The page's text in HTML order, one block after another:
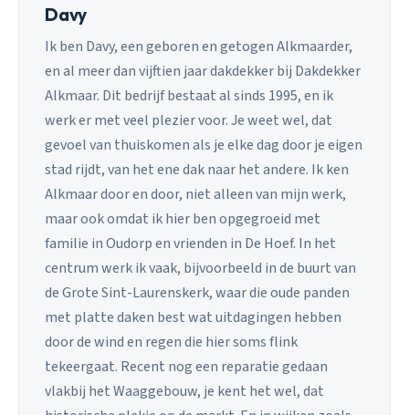
Davy
Ik ben Davy, een geboren en getogen Alkmaarder,
en al meer dan vijftien jaar dakdekker bij Dakdekker
Alkmaar. Dit bedrijf bestaat al sinds 1995, en ik
werk er met veel plezier voor. Je weet wel, dat
gevoel van thuiskomen als je elke dag door je eigen
stad rijdt, van het ene dak naar het andere. Ik ken
Alkmaar door en door, niet alleen van mijn werk,
maar ook omdat ik hier ben opgegroeid met
familie in Oudorp en vrienden in De Hoef. In het
centrum werk ik vaak, bijvoorbeeld in de buurt van
de Grote Sint-Laurenskerk, waar die oude panden
met platte daken best wat uitdagingen hebben
door de wind en regen die hier soms flink
tekeergaat. Recent nog een reparatie gedaan
vlakbij het Waaggebouw, je kent het wel, dat